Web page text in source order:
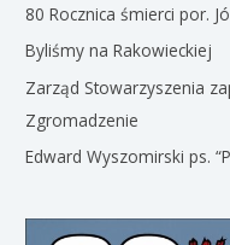
80 Rocznica śmierci por.
Byliśmy na Rakowieckiej
Zarząd Stowarzyszenia
Zgromadzenie
Edward Wyszomirski ps.